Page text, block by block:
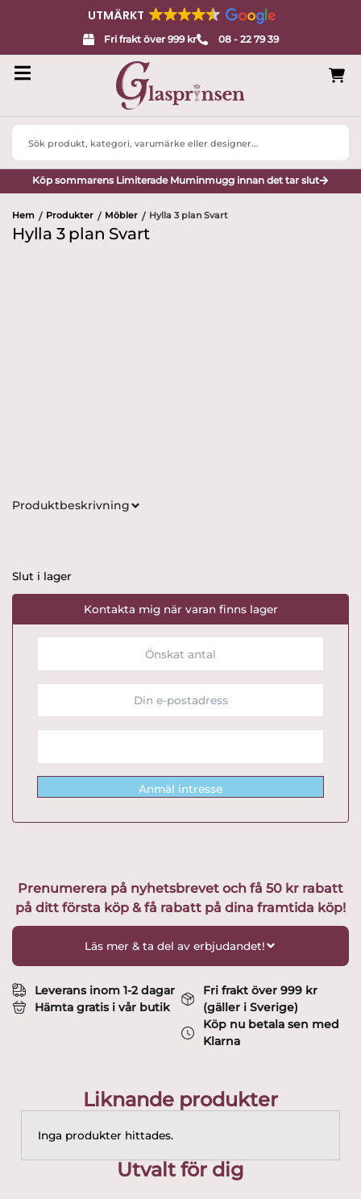
UTMÄRKT
Fri frakt över 999 kr 08 - 22 79 39
Search
Köp sommarens Limiterade Muminmugg innan det tar slut
Hem / Produkter / Möbler / Hylla 3 plan Svart
Hylla 3 plan Svart
Produktbeskrivning
Slut i lager
Kontakta mig när varan finns lager
Anmäl intresse
Prenumerera på nyhetsbrevet och få 50 kr rabatt
på ditt första köp & få rabatt på dina framtida köp!
Läs mer & ta del av erbjudandet!
Leverans inom 1-2 dagar
Hämta gratis i vår butik
Fri frakt över 999 kr
(gäller i Sverige)
Köp nu betala sen med
Klarna
Liknande produkter
Inga produkter hittades.
Utvalt för dig